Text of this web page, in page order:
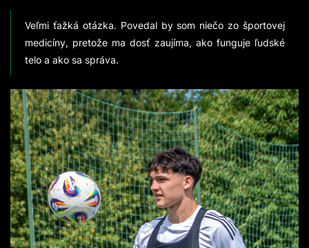
Veľmi ťažká otázka. Povedal by som niečo zo športovej
medicíny, pretože ma dosť zaujíma, ako funguje ľudské
telo a ako sa správa.